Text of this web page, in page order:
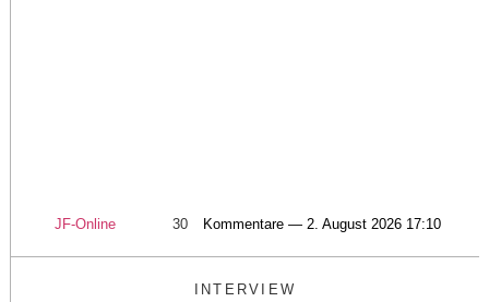
JF-Online 30 Kommentare — 2. August 2026 17:10
INTERVIEW